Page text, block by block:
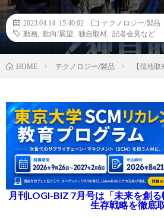
2023.04.14 15:40:02
テクノロジー/製品
動画
動向/展望 独自取材 記者会見など
HOME テクノロジー/製品 【現地
月刊LOGI-BIZ 7月号は「未来を創
生存戦略を徹底